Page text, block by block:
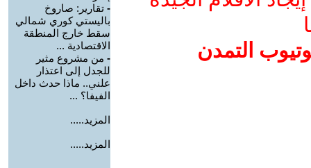
التمدن
- تقارير: صاروخ
باليستي كوري شمالي
سقط خارج المنطقة
الاقتصادية ...
- من مشروع مثير
للجدل إلى اعتذار
علني.. ماذا حدث داخل
الفيفا؟ ...
المزيد.....
المزيد.....